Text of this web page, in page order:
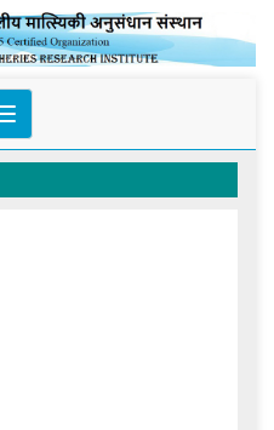
Toggle
navigation